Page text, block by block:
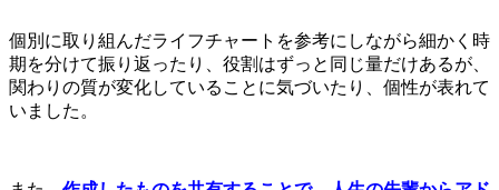
個別に取り組んだライフチャートを参考にしながら細かく時
期を分けて振り返ったり、役割はずっと同じ量だけあるが、
関わりの質が変化していることに気づいたり、個性が表れて
いました。